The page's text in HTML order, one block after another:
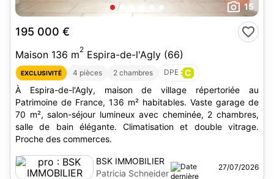
15
195 000 €
Maison 136 m2 Espira-de-l'Agly (66)
EXCLUSIVITÉ 4 pièces 2 chambres DPE : C
À Espira-de-l'Agly, maison de village répertoriée au
Patrimoine de France, 136 m² habitables. Vaste garage de
70 m², salon-séjour lumineux avec cheminée, 2 chambres,
salle de bain élégante. Climatisation et double vitrage.
Proche des commerces.
BSK IMMOBILIER
Patricia Schneider
27/07/2026